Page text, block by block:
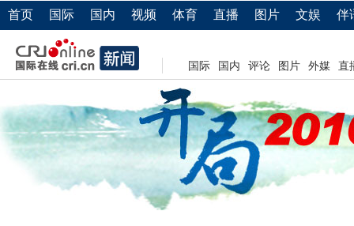
首页 国际 国内 视频 体育 直播 图片 文娱 伴
国际 国内 评论 图片 外媒 直